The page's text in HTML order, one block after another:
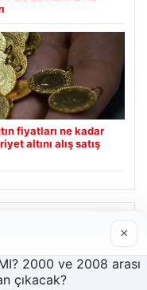
fiyatları ne kadar
altını alış satış
×